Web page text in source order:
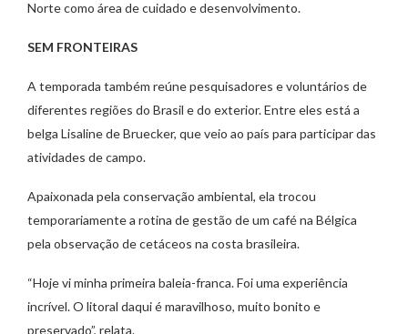
Norte como área de cuidado e desenvolvimento.
SEM FRONTEIRAS
A temporada também reúne pesquisadores e voluntários de
diferentes regiões do Brasil e do exterior. Entre eles está a
belga Lisaline de Bruecker, que veio ao país para participar das
atividades de campo.
Apaixonada pela conservação ambiental, ela trocou
temporariamente a rotina de gestão de um café na Bélgica
pela observação de cetáceos na costa brasileira.
“Hoje vi minha primeira baleia-franca. Foi uma experiência
incrível. O litoral daqui é maravilhoso, muito bonito e
preservado”, relata.